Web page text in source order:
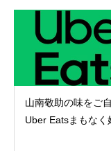
山南敬助の味をご
Uber Eatsまもなく